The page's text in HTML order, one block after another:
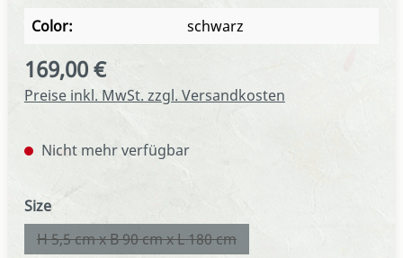
Color: schwarz
Regulärer Preis:
169,00 €
Preise inkl. MwSt. zzgl. Versandkosten
Nicht mehr verfügbar
Sizeauswählen
H 5,5 cm x B 90 cm x L 180 cm(Diese Option ist zurzeit nicht verfügbar.)